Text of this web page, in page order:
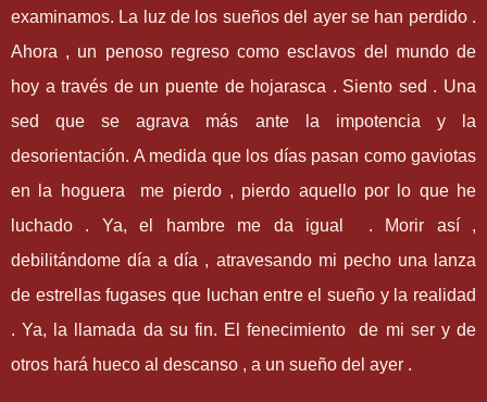
examinamos. La luz de los sueños del ayer se han perdido .
Ahora , un penoso regreso como esclavos del mundo de
hoy a través de un puente de hojarasca . Siento sed . Una
sed que se agrava más ante la impotencia y la
desorientación. A medida que los días pasan como gaviotas
en la hoguera me pierdo , pierdo aquello por lo que he
luchado . Ya, el hambre me da igual . Morir así ,
debilitándome día a día , atravesando mi pecho una lanza
de estrellas fugases que luchan entre el sueño y la realidad
. Ya, la llamada da su fin. El fenecimiento de mi ser y de
otros hará hueco al descanso , a un sueño del ayer .